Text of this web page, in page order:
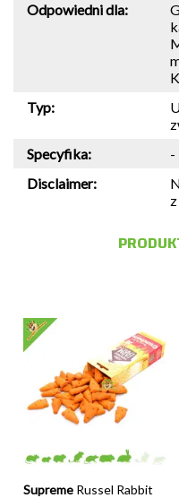
Odpowiedni dla:
Typ:
Specyfika:
-
Disclaimer:
Supreme Russel Rabbit